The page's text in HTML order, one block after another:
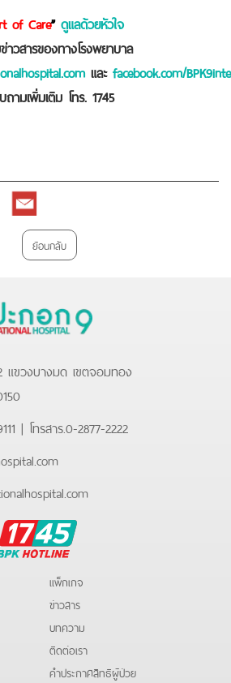
of Care” ดูแลด้วยหัวใจ
วสารของทางโรงพยาบาล
และ facebook.com/
ถามเพิ่มเติม โทร. 1745
Email
ย้อนกลับ
แขวงบางมด เขตจอมทอง
| โทรสาร.0-2877-2222
BPK
แพ็กเกจ
ข่าวสาร
บทความ
ติดต่อเรา
คําประกาศสิทธิผู้ป่วย